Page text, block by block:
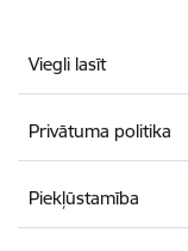
Viegli lasīt
Privātuma politika
Piekļūstamība